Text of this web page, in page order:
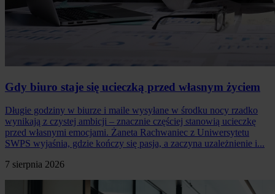
Gdy biuro staje się ucieczką przed własnym życiem
Długie godziny w biurze i maile wysyłane w środku nocy rzadko
wynikają z czystej ambicji – znacznie częściej stanowią ucieczkę
przed własnymi emocjami. Żaneta Rachwaniec z Uniwersytetu
SWPS wyjaśnia, gdzie kończy się pasja, a zaczyna uzależnienie i...
7 sierpnia 2026